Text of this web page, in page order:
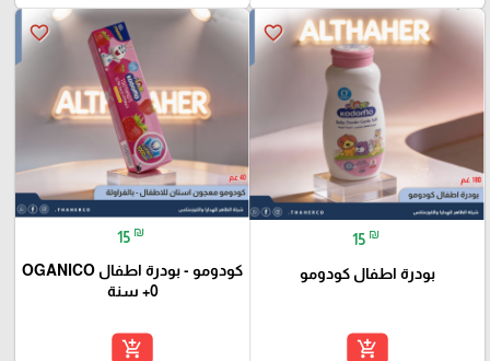
favorite_border
15 ₪
بودرة اطفال كودومو
add_shopping_cart
favorite_border
15 ₪
كودومو - بودرة اطفال OGANICO
+0 سنة
add_shopping_cart